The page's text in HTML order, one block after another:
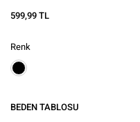
599,99 TL
Renk
BEDEN TABLOSU